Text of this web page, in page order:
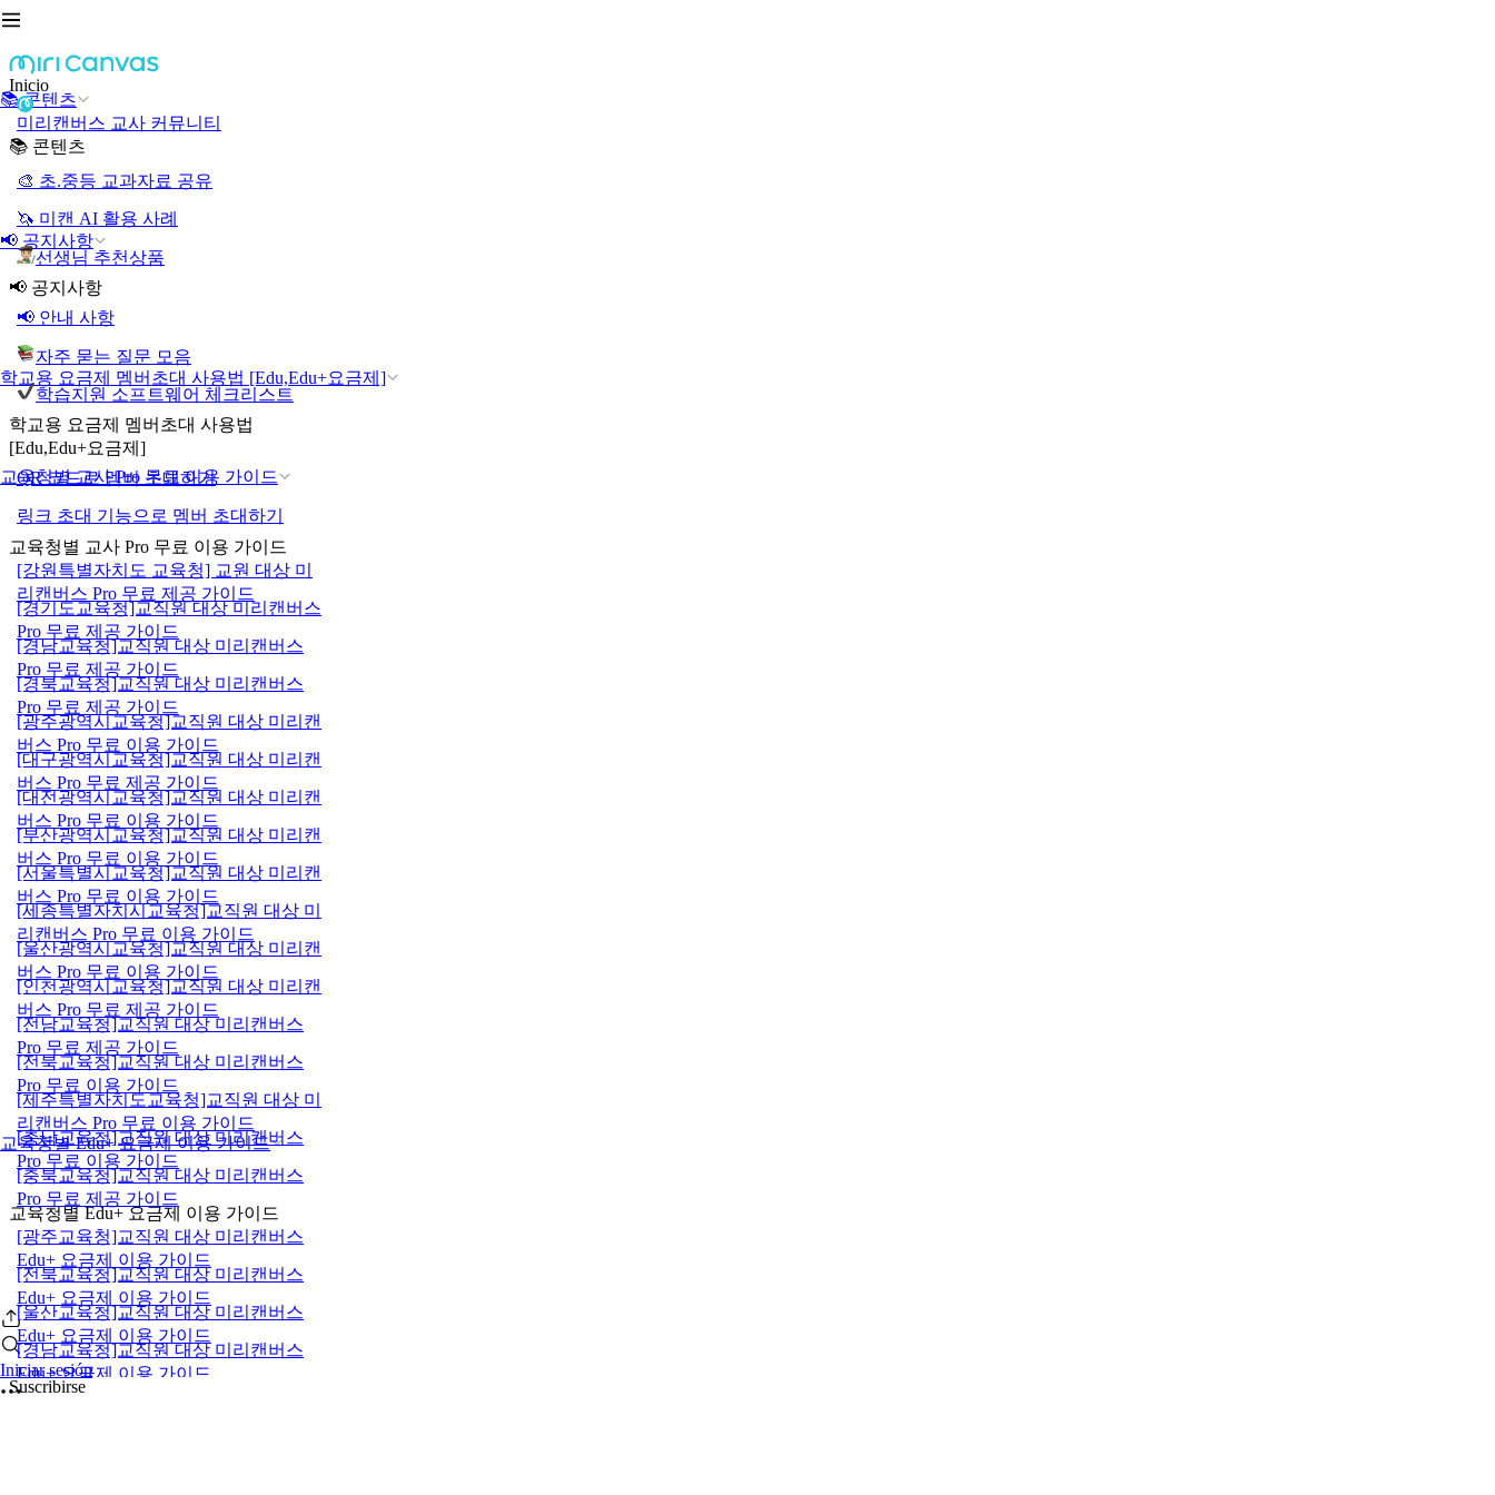
📚 콘텐츠
📢 공지사항
학교용 요금제 멤버초대 사용법 [Edu,Edu+요금제]
교육청별 교사 Pro 무료 이용 가이드
교육청별 Edu+ 요금제 이용 가이드
Iniciar sesión
Inicio
미리캔버스 교사 커뮤니티
📚 콘텐츠
🎨 초.중등 교과자료 공유
🦄 미캔 AI 활용 사례
선생님 추천상품
📢 공지사항
📢 안내 사항
자주 묻는 질문 모음
학습지원 소프트웨어 체크리스트
학교용 요금제 멤버초대 사용법
[Edu,Edu+요금제]
QR 코드로 멤버 초대하기
링크 초대 기능으로 멤버 초대하기
교육청별 교사 Pro 무료 이용 가이드
[강원특별자치도 교육청] 교원 대상 미
리캔버스 Pro 무료 제공 가이드
[경기도교육청]교직원 대상 미리캔버스
Pro 무료 제공 가이드
[경남교육청]교직원 대상 미리캔버스
Pro 무료 제공 가이드
[경북교육청]교직원 대상 미리캔버스
Pro 무료 제공 가이드
[광주광역시교육청]교직원 대상 미리캔
버스 Pro 무료 이용 가이드
[대구광역시교육청]교직원 대상 미리캔
버스 Pro 무료 제공 가이드
[대전광역시교육청]교직원 대상 미리캔
버스 Pro 무료 이용 가이드
[부산광역시교육청]교직원 대상 미리캔
버스 Pro 무료 이용 가이드
[서울특별시교육청]교직원 대상 미리캔
버스 Pro 무료 이용 가이드
[세종특별자치시교육청]교직원 대상 미
리캔버스 Pro 무료 이용 가이드
[울산광역시교육청]교직원 대상 미리캔
버스 Pro 무료 이용 가이드
[인천광역시교육청]교직원 대상 미리캔
버스 Pro 무료 제공 가이드
[전남교육청]교직원 대상 미리캔버스
Pro 무료 제공 가이드
[전북교육청]교직원 대상 미리캔버스
Pro 무료 이용 가이드
[제주특별자치도교육청]교직원 대상 미
리캔버스 Pro 무료 이용 가이드
[충남교육청]교직원 대상 미리캔버스
Pro 무료 이용 가이드
[충북교육청]교직원 대상 미리캔버스
Pro 무료 제공 가이드
교육청별 Edu+ 요금제 이용 가이드
[광주교육청]교직원 대상 미리캔버스
Edu+ 요금제 이용 가이드
[전북교육청]교직원 대상 미리캔버스
Edu+ 요금제 이용 가이드
[울산교육청]교직원 대상 미리캔버스
Edu+ 요금제 이용 가이드
[경남교육청]교직원 대상 미리캔버스
Edu+ 요금제 이용 가이드
Suscribirse